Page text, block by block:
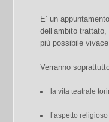
E’ un
dell’ambito
più possibile
Verranno
la vita teatrale
l’aspetto